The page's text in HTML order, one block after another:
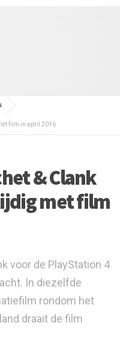
film in april 2016
& Clank
met film
voor de PlayStation 4
In diezelfde
rondom het
draait de film